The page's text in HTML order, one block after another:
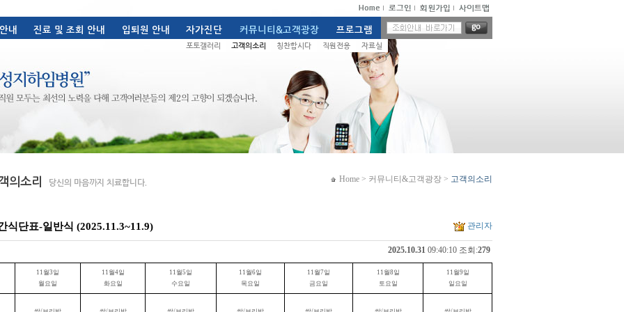
Home > 커뮤니티&고객광장 > 고객의소리
식단표-일반식 (2025.11.3~11.9) 관리자
2025.10.31 09:40:10 조회:279
11 월3일
월요일
11 월4일
화요일
11 월5일
수요일
11 월6일
목요일
11 월7일
금요일
11 월8일
토요일
11 월9일
일요일